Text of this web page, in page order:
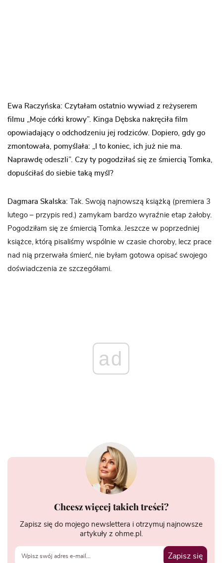
Ewa Raczyńska: Czytałam ostatnio wywiad z reżyserem
filmu „Moje córki krowy”. Kinga Dębska nakręciła film
opowiadający o odchodzeniu jej rodziców. Dopiero, gdy go
zmontowała, pomyślała: „I to koniec, ich już nie ma.
Naprawdę odeszli”. Czy ty pogodziłaś się ze śmiercią Tomka,
dopuściłaś do siebie taką myśl?
Dagmara Skalska: Tak. Swoją najnowszą książką (premiera 3
lutego – przypis red.) zamykam bardzo wyraźnie etap żałoby.
Pogodziłam się ze śmiercią Tomka. Jeszcze w poprzedniej
książce, którą pisaliśmy wspólnie w czasie choroby, lecz prace
nad nią przerwała śmierć, nie byłam gotowa opisać swojego
doświadczenia ze szczegółami.
ad
Chcesz więcej takich treści?
Zapisz się do mojego newslettera i otrzymuj najnowsze
artykuły z ohme.pl.
Zapisz się